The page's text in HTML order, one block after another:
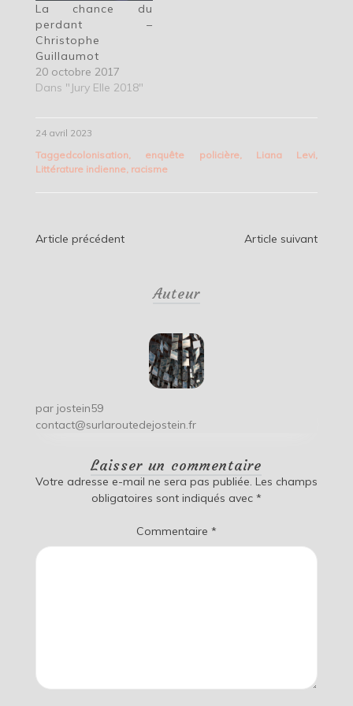
La chance du
perdant –
Christophe
Guillaumot
20 octobre 2017
Dans "Jury Elle 2018"
24 avril 2023
Taggedcolonisation, enquête policière, Liana Levi
Littérature indienne, racisme
Navigation
Article précédent Article suivant
Auteur
par jostein59
contact@surlaroutedejostein.fr
Laisser un commentaire
Votre adresse e-mail ne sera pas publiée. Les champs
obligatoires sont indiqués avec *
Commentaire *